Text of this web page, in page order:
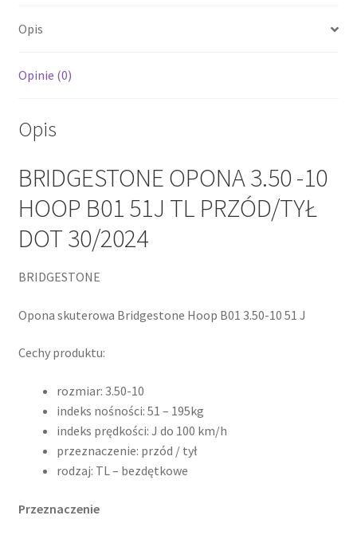
PRZÓD/TYŁ
30/2024
Opis
Opinie (0)
Opis
BRIDGESTONE OPONA 3.50 -10
HOOP B01 51J TL PRZÓD/TYŁ
DOT 30/2024
BRIDGESTONE
Opona skuterowa Bridgestone Hoop B01 3.50-10 51 J
Cechy produktu:
rozmiar: 3.50-10
indeks nośności: 51 – 195kg
indeks prędkości: J do 100 km/h
przeznaczenie: przód / tył
rodzaj: TL – bezdętkowe
Przeznaczenie